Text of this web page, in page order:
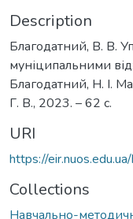
Description
Благодатний, В. В.
муніципальними
Благодатний, Н. І.
Г. В., 2023. – 62 с.
URI
https://
Collections
Навчально-